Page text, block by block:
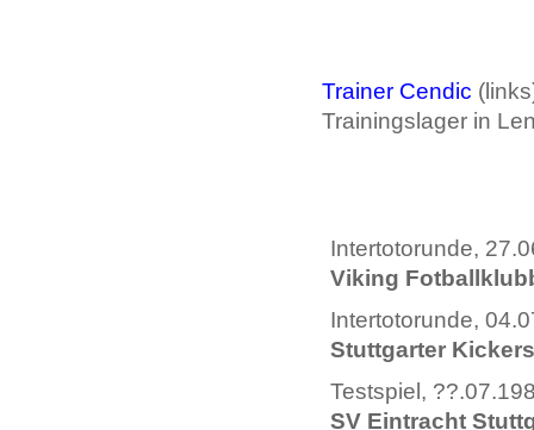
Trainer Cendic
Trainingslager in
Intertotorunde,
Viking
Intertotorunde,
Stuttgarter
Testspiel,
SV Eintracht